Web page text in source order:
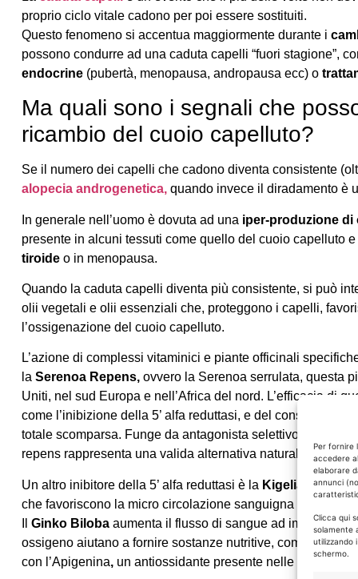
Per fornire
accedere
elaborare
annunci
Clicca qui
solamente
utilizzando
schermo.
proprio ciclo vitale cadono per poi essere sostituiti.
Questo fenomeno si accentua maggiormente durante i
possono condurre ad una caduta capelli “fuori stagione”,
endocrine (pubertà, menopausa, andropausa ecc) o
Ma quali sono i segnali che
ricambio del cuoio capelluto?
Se il numero dei capelli che cadono diventa consistente
alopecia androgenetica, quando invece il diradamento è
In generale nell’uomo è dovuta ad una iper-produzione di
presente in alcuni tessuti come quello del cuoio capelluto
tiroide o in menopausa.
Quando la caduta capelli diventa più consistente, si può
olii vegetali e olii essenziali che, proteggono i capelli,
l’ossigenazione del cuoio capelluto.
L’azione di complessi vitaminici e piante officinali
la Serenoa Repens, ovvero la Serenoa serrulata, questa
Uniti, nel sud Europa e nell’Africa del nord. L’efficacia di
come l’inibizione della 5’ alfa reduttasi, e del
totale scomparsa. Funge da antagonista selettivo locale
repens rappresenta una valida alternativa naturale al
Un altro inibitore della 5’ alfa reduttasi è la Kigelia Africana
che favoriscono la micro circolazione sanguigna
Ginko Biloba aumenta il flusso di sangue ad importanti
ossigeno aiutano a fornire sostanze nutritive, come le
con l’Apigenina, un antiossidante presente nelle foglie di